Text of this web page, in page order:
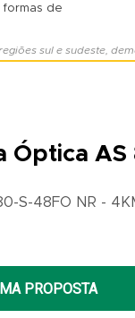
de
sul e sudeste,
Óptica AS
S-48FO NR -
PROPOSTA